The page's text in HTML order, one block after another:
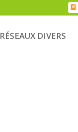
RÉSEAUX DIVERS